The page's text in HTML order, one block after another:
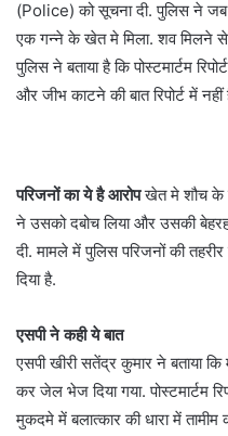
(Police) को सूचना दी. पुलिस ने
एक गन्ने के खेत मे मिला. शव मिलने
पुलिस ने बताया है कि पोस्टमार्टम
और जीभ काटने की बात रिपोर्ट में नहीं
परिजनों का ये है आरोपखेत मे शौच के
ने उसको दबोच लिया और उसकी
दी. मामले में पुलिस परिजनों की
दिया है.
एसपी ने कही ये बात
एसपी खीरी सतेंद्र कुमार ने बताया कि
कर जेल भेज दिया गया. पोस्टमार्टम
मुकदमे में बलात्कार की धारा में तामीम